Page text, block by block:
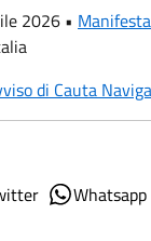
2026 •
di Cauta
Whatsapp